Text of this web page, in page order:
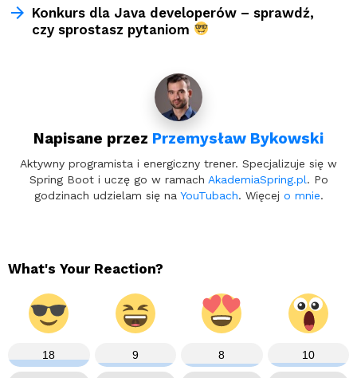
Konkurs dla Java developerów – sprawdź,
czy sprostasz pytaniom
Napisane przez Przemysław Bykowski
Aktywny programista i energiczny trener. Specjalizuje się w
Spring Boot i uczę go w ramach AkademiaSpring.pl. Po
godzinach udzielam się na YouTubach. Więcej o mnie.
What's Your Reaction?
18 9 8 10